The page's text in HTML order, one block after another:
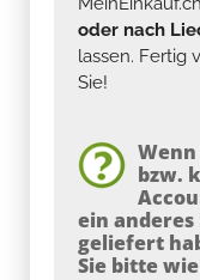
oder nach
lassen. Fertig
Sie!
bzw.
ein anderes
geliefert
Sie bitte